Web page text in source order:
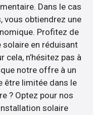
Dans le cas
vous obtiendrez une
Profitez de
solaire en réduisant
n’hésitez pas à
notre offre à un
être limitée dans le
? Optez pour nos
solaire